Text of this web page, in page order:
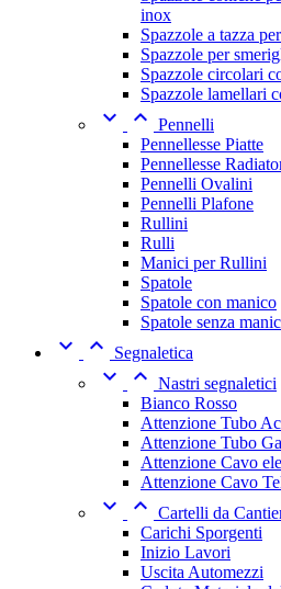
inox
Spazzole a tazza
Spazzole per
Spazzole circolari
Spazzole lamellari
  Pennelli
Pennellesse Piatte
Pennellesse
Pennelli Ovalini
Pennelli Plafone
Rullini
Rulli
Manici per Rullini
Spatole
Spatole con manico
Spatole senza
  Segnaletica
  Nastri segnaletici
Bianco Rosso
Attenzione Tubo
Attenzione Tubo
Attenzione Cavo
Attenzione Cavo
  Cartelli da
Carichi Sporgenti
Inizio Lavori
Uscita Automezzi